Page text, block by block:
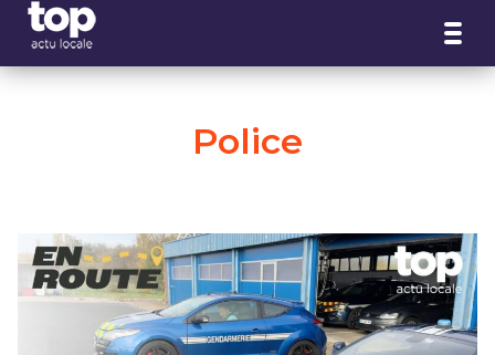
Police
Panneau de gestion des cookies